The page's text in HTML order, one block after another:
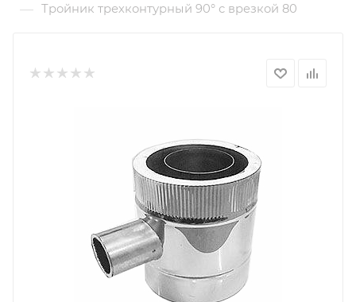
— Тройник трехконтурный 90° с врезкой 80